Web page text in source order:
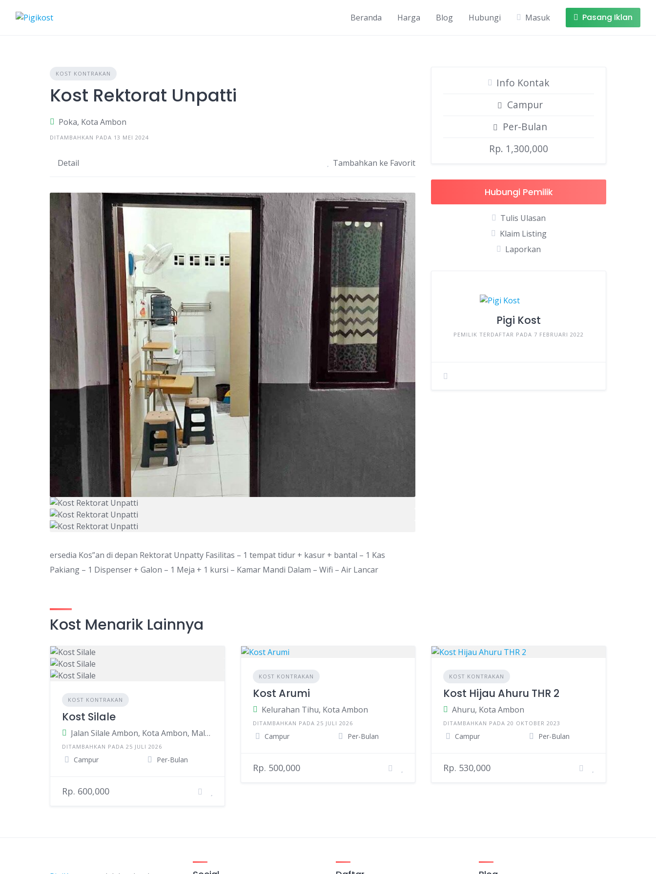
Beranda Harga Blog Hubungi Masuk Pasang Iklan
KOST KONTRAKAN
Kost Rektorat Unpatti
Poka, Kota Ambon
DITAMBAHKAN PADA 13 MEI 2024
Detail Tambahkan ke Favorit
ersedia Kos”an di depan Rektorat Unpatty Fasilitas – 1 tempat tidur + kasur + bantal – 1 Kas
Pakiang – 1 Dispenser + Galon – 1 Meja + 1 kursi – Kamar Mandi Dalam – Wifi – Air Lancar
Info Kontak
Campur
Per-Bulan
Rp. 1,300,000
Hubungi Pemilik
Tulis Ulasan
Klaim Listing
Laporkan
Pigi Kost
PEMILIK TERDAFTAR PADA 7 FEBRUARI 2022
Kost Menarik Lainnya
KOST KONTRAKAN
Kost Silale
Jalan Silale Ambon, Kota Ambon, Maluku, Indonesia
DITAMBAHKAN PADA 25 JULI 2026
Campur Per-Bulan
Rp. 600,000
KOST KONTRAKAN
Kost Arumi
Kelurahan Tihu, Kota Ambon
DITAMBAHKAN PADA 25 JULI 2026
Campur Per-Bulan
Rp. 500,000
KOST KONTRAKAN
Kost Hijau Ahuru THR 2
Ahuru, Kota Ambon
DITAMBAHKAN PADA 20 OKTOBER 2023
Campur Per-Bulan
Rp. 530,000